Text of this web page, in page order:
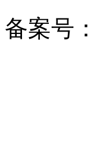
备案号：